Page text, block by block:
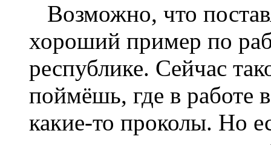
Возможно, что
хороший пример по
республике. Сейчас
поймёшь, где в работе
какие-то проколы. Но